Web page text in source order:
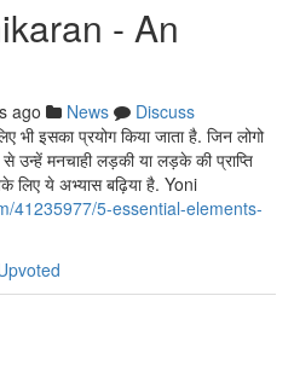
- An
ago News
Discuss
भी इसका प्रयोग किया जाता है. जिन लोगो
मनचाही लड़की या लड़के की प्राप्ति
लिए ये अभ्यास बढ़िया है. Yoni
41235977/5-essential-elements-